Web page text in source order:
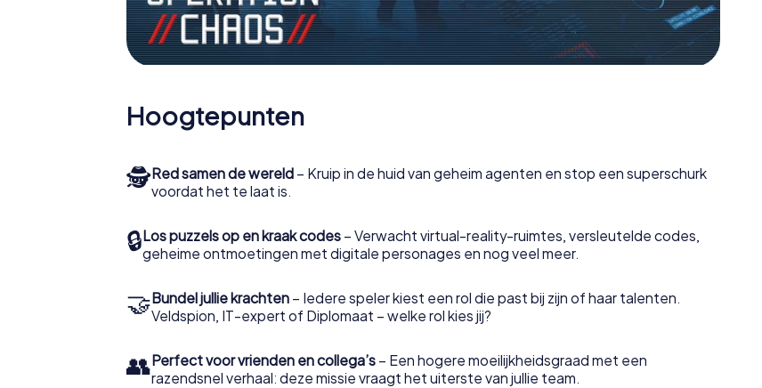
Hoogtepunten
🕵Red samen de wereld – Kruip in de huid van geheim agenten en stop een superschurk
voordat het te laat is.
🔒Los puzzels op en kraak codes – Verwacht virtual-reality-ruimtes, versleutelde codes,
geheime ontmoetingen met digitale personages en nog veel meer.
🤝Bundel jullie krachten – Iedere speler kiest een rol die past bij zijn of haar talenten.
Veldspion, IT-expert of Diplomaat – welke rol kies jij?
👥Perfect voor vrienden en collega’s – Een hogere moeilijkheidsgraad met een
razendsnel verhaal: deze missie vraagt het uiterste van jullie team.